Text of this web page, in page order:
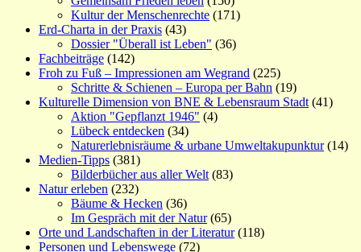
Kultur der Menschenrechte (171)
Erd-Charta in der Praxis (43)
Dossier "Überall ist Leben" (36)
Fachbeiträge (142)
Froh zu Fuß – Impressionen am Wegrand (225)
Schritte & Schienen – Europa per Bahn (19)
Kulturelle Dimension von BNE & Lebensraum Stadt (41)
Aktion "Gepflanzt 1946" (4)
Lübeck entdecken (34)
Naturerlebnisräume & urbane Umweltakupunktur(14)
Medien-Tipps (381)
Bilderbücher aus aller Welt (83)
Natur erleben (232)
Bäume & Hecken (36)
Im Gespräch mit der Natur(65)
Orte und Landschaften in der Literatur(118)
Personen und Lebenswege (72)